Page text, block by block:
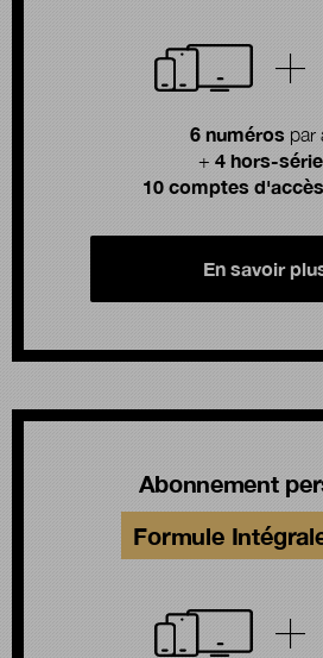
6 numéros par
+ 4 hors-
10 comptes
En savoir
Abonnement
Formule